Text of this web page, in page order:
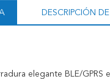
DESCRIPCIÓN
elegante BLE/GPRS